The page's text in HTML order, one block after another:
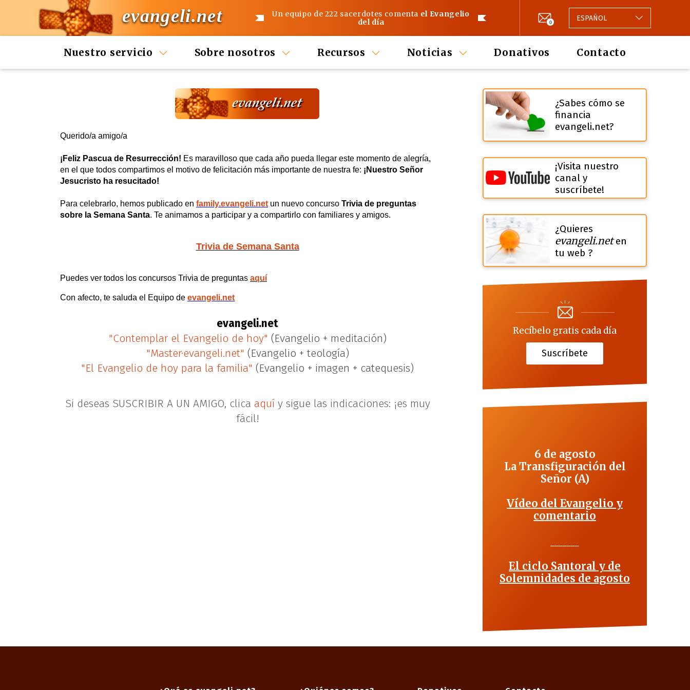
evangeli.net Un equipo de 222 sacerdotes comenta el Evangelio
del día
0 ESPAÑOL
Nuestro servicio Sobre nosotros Recursos Noticias Donativos Contacto
Querido/a amigo/a
¡Feliz Pascua de Resurrección! Es maravilloso que cada año pueda llegar este momento de alegría,
en el que todos compartimos el motivo de felicitación más importante de nuestra fe: ¡Nuestro Señor
Jesucristo ha resucitado!
Para celebrarlo, hemos publicado en family.evangeli.net un nuevo concurso Trivia de preguntas
sobre la Semana Santa. Te animamos a participar y a compartirlo con familiares y amigos.
Trivia de Semana Santa
Puedes ver todos los concursos Trivia de preguntas aquí
Con afecto, te saluda el Equipo de evangeli.net
evangeli.net
"Contemplar el Evangelio de hoy" (Evangelio + meditación)
"Master·evangeli.net" (Evangelio + teología)
"El Evangelio de hoy para la familia" (Evangelio + imagen + catequesis)
Si deseas SUSCRIBIR A UN AMIGO, clica aquíy sigue las indicaciones: ¡es muy
fácil!
¿Sabes cómo se
financia
evangeli.net?
¡Visita nuestro
canal y
suscríbete!
¿Quieres
evangeli.neten
tu web ?
Recíbelo gratis cada día
Suscríbete
6 de agosto
La Transfiguración del
Señor (A)
Vídeo del Evangelio y
comentario
El ciclo Santoral y de
Solemnidades de agosto